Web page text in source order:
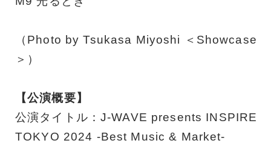
（Photo by Tsukasa Miyoshi ＜Showcase
＞）
【公演概要】
公演タイトル：J-WAVE presents INSPIRE
TOKYO 2024 -Best Music & Market-